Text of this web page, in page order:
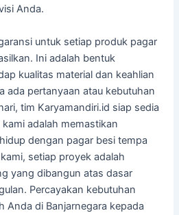
Anda.
untuk setiap produk pagar
Ini adalah bentuk
kualitas material dan keahlian
ada pertanyaan atau kebutuhan
tim Karyamandiri.id siap sedia
adalah memastikan
dengan pagar besi tempa
setiap proyek adalah
yang dibangun atas dasar
Percayakan kebutuhan
Anda di Banjarnegara kepada